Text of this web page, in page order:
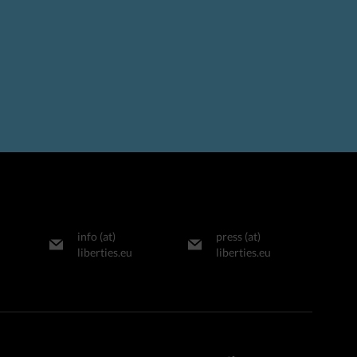
info (at)
liberties.eu
press (at)
liberties.eu